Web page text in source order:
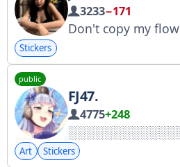
3233−171
Don't copy my flow
Stickers
public
FJ47.
4775+248
Art Stickers